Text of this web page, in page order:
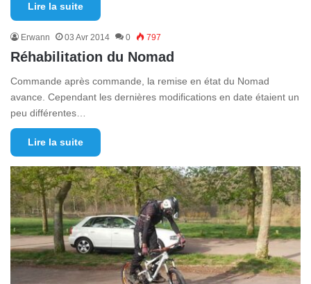
Lire la suite
Erwann 03 Avr 2014 0 797
Réhabilitation du Nomad
Commande après commande, la remise en état du Nomad
avance. Cependant les dernières modifications en date étaient un
peu différentes…
Lire la suite